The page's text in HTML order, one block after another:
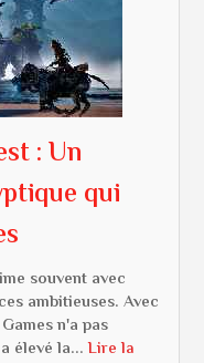
: Un
qui
souvent avec
ambitieuses. Avec
n'a pas
élevé la...Lire la